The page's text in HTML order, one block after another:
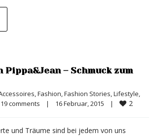
Pippa&Jean – Schmuck zum
, Fashion, Fashion Stories, Lifestyle
19 comments | 16 Februar, 2015 | 2
und Träume sind bei jedem von uns